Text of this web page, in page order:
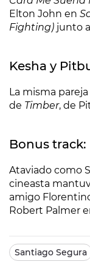
Elton John en
Fighting) junto
Kesha y
La misma
de Timber, de
Bonus track:
Ataviado como
cineasta
amigo
Robert Palmer
Santiago Segura